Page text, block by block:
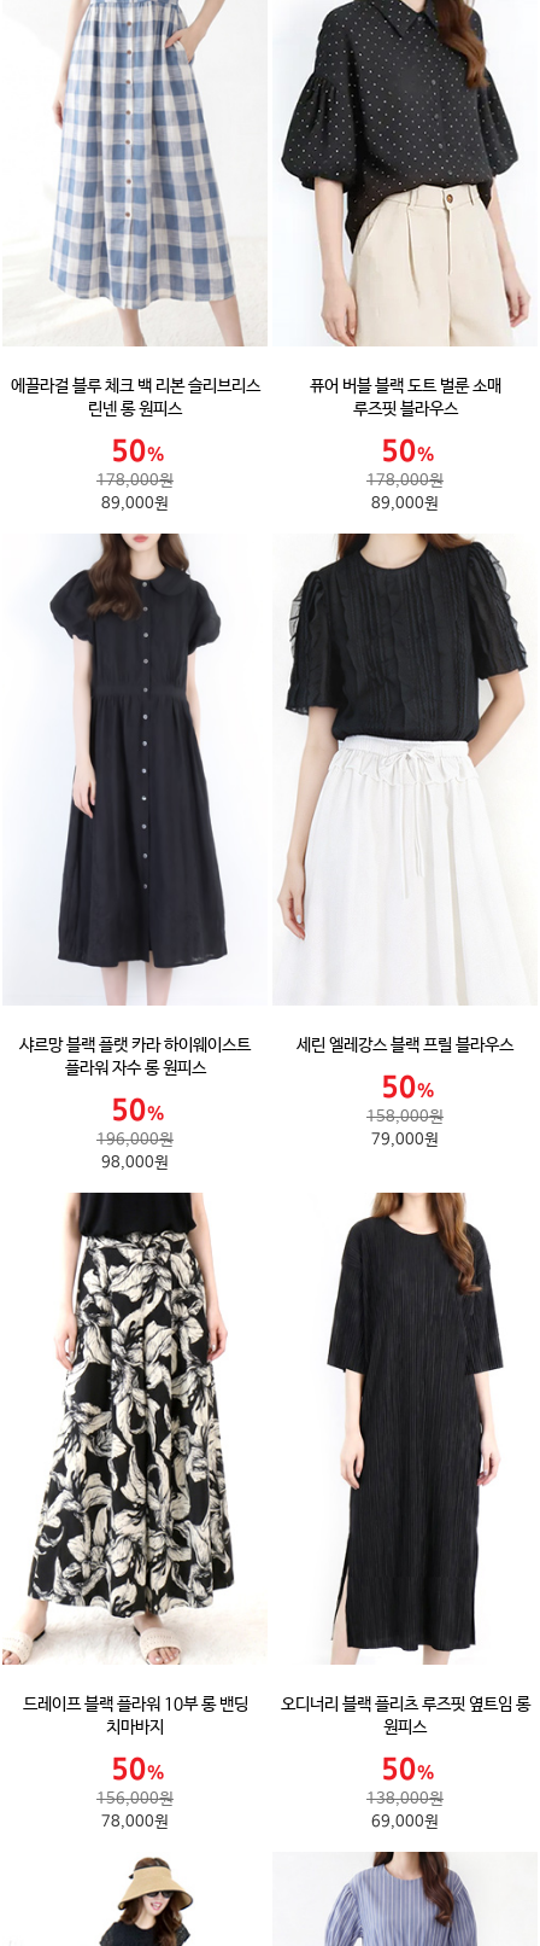
에끌라걸 블루 체크 백 리본 슬리브리스
린넨 롱 원피스
178,000원
89,000원
퓨어 버블 블랙 도트 벌룬 소매
루즈핏 블라우스
178,000원
89,000원
샤르망 블랙 플랫 카라 하이웨이스트
플라워 자수 롱 원피스
196,000원
98,000원
세린 엘레강스 블랙 프릴 블라우스
158,000원
79,000원
드레이프 블랙 플라워 10부 롱 밴딩
치마바지
156,000원
78,000원
오디너리 블랙 플리츠 루즈핏 옆트임 롱
원피스
138,000원
69,000원